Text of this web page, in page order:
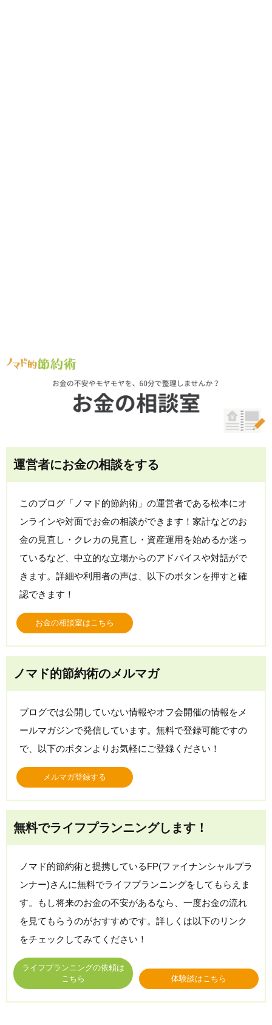
運営者にお金の相談をする
このブログ「ノマド的節約術」の運営者である松本にオ
ンラインや対面でお金の相談ができます！家計などのお
金の見直し・クレカの見直し・資産運用を始めるか迷っ
ているなど、中立的な立場からのアドバイスや対話がで
きます。詳細や利用者の声は、以下のボタンを押すと確
認できます！
お金の相談室はこちら
ノマド的節約術のメルマガ
ブログでは公開していない情報やオフ会開催の情報をメ
ールマガジンで発信しています。無料で登録可能ですの
で、以下のボタンよりお気軽にご登録ください！
メルマガ登録する
無料でライフプランニングします！
ノマド的節約術と提携しているFP(ファイナンシャルプラ
ンナー)さんに無料でライフプランニングをしてもらえま
す。もし将来のお金の不安があるなら、一度お金の流れ
を見てもらうのがおすすめです。詳しくは以下のリンク
をチェックしてみてください！
ライフプランニングの依頼は
こちら
体験談はこちら